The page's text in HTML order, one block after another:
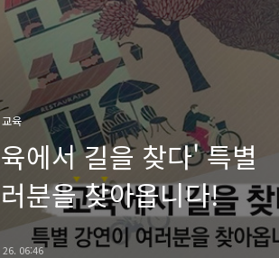
육
에서 길을 찾다' 특별
분을 찾아옵니다!
06:46